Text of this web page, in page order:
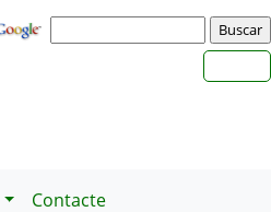
Contacte